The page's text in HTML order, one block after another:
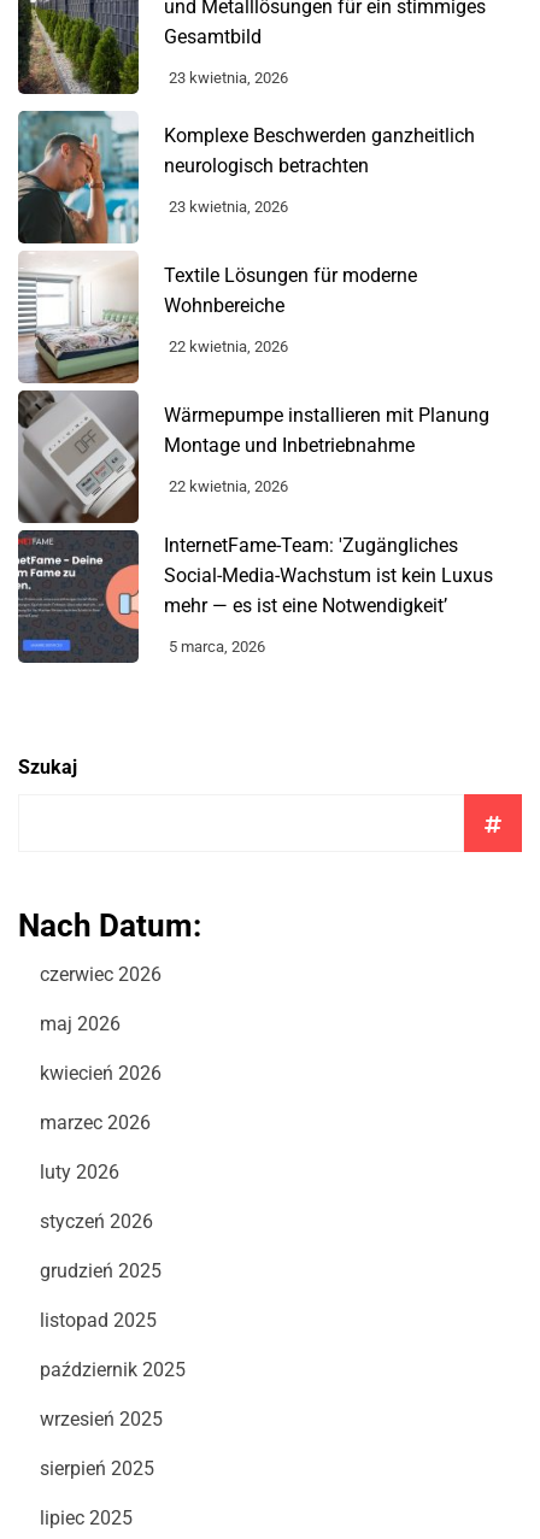
und Metalllösungen für ein stimmiges
Gesamtbild
23 kwietnia, 2026
Komplexe Beschwerden ganzheitlich
neurologisch betrachten
23 kwietnia, 2026
Textile Lösungen für moderne
Wohnbereiche
22 kwietnia, 2026
Wärmepumpe installieren mit Planung
Montage und Inbetriebnahme
22 kwietnia, 2026
InternetFame-Team: 'Zugängliches
Social-Media-Wachstum ist kein Luxus
mehr — es ist eine Notwendigkeit’
5 marca, 2026
Szukaj
Nach Datum:
czerwiec 2026
maj 2026
kwiecień 2026
marzec 2026
luty 2026
styczeń 2026
grudzień 2025
listopad 2025
październik 2025
wrzesień 2025
sierpień 2025
lipiec 2025